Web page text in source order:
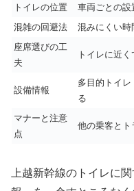
トイレの位置
車両ごとの設
混雑の回避法
混みにくい時
座席選びの工
夫
トイレに近
設備情報
多目的トイ
る
マナーと注意
点
他の乗客とト
上越新幹線のトイレに